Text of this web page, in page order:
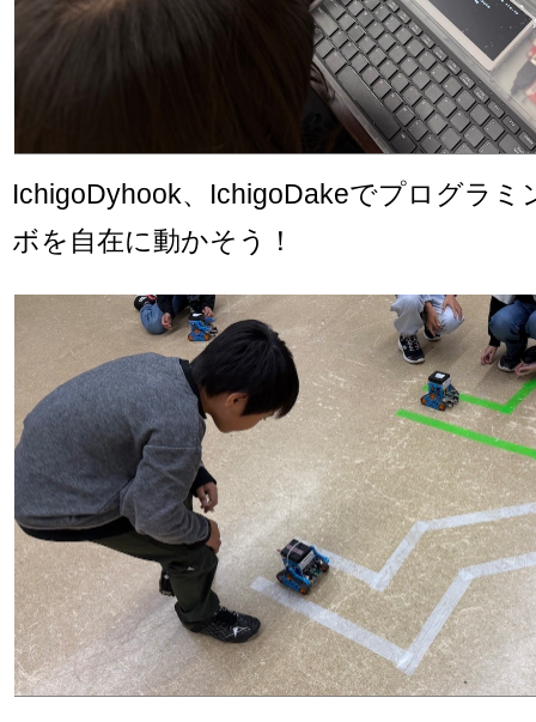
IchigoDyhook、IchigoDakeでプログラミ
ボを自在に動かそう！